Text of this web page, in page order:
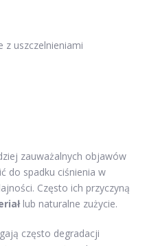
z uszczelnieniami
zauważalnych objawów
do spadku ciśnienia w
Często ich przyczyną
lub naturalne zużycie.
często degradacji